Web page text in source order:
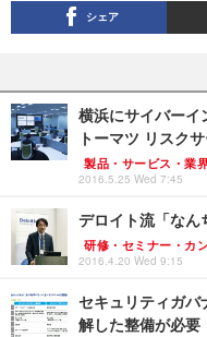
シェア
横浜にサイバーイ
トーマツ リスクサ
製品・サービス・業
2016.5.25 Wed 7:45
デロイト流「なん
研修・セミナー・カ
2016.4.20 Wed 9:15
セキュリティガバ
解した整備が必要